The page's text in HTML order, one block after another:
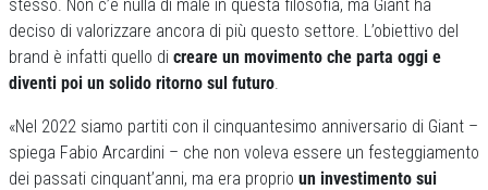
stesso. Non c’è nulla di male in questa filosofia, ma Giant ha
deciso di valorizzare ancora di più questo settore. L’obiettivo del
brand è infatti quello di creare un movimento che parta oggi e
diventi poi un solido ritorno sul futuro.
«Nel 2022 siamo partiti con il cinquantesimo anniversario di Giant –
spiega Fabio Arcardini – che non voleva essere un festeggiamento
dei passati cinquant’anni, ma era proprio un investimento sui